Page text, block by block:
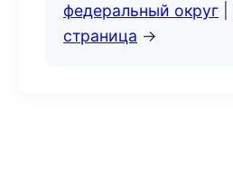
федеральный округ
страница →